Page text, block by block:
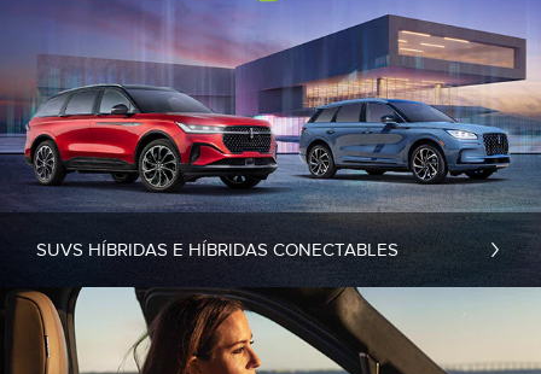
SUVS HÍBRIDAS E HÍBRIDAS CONECTABLES